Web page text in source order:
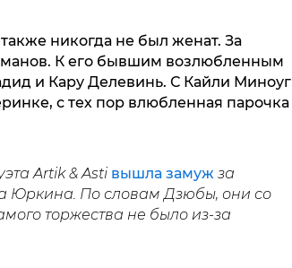
никогда не был женат. За
К его бывшим возлюбленным
и Кару Делевинь. С Кайли Миноуг
с тех пор влюбленная парочка
Artik & Asti вышла замуж за
Юркина. По словам Дзюбы, они со
торжества не было из-за